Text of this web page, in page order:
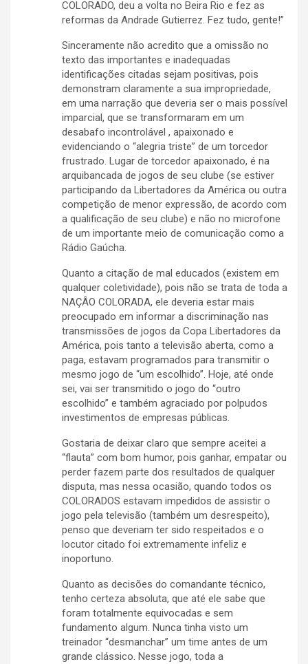
COLORADO, deu a volta no Beira Rio e fez as
reformas da Andrade Gutierrez. Fez tudo, gente!”
Sinceramente não acredito que a omissão no
texto das importantes e inadequadas
identificações citadas sejam positivas, pois
demonstram claramente a sua impropriedade,
em uma narração que deveria ser o mais possível
imparcial, que se transformaram em um
desabafo incontrolável , apaixonado e
evidenciando o “alegria triste” de um torcedor
frustrado. Lugar de torcedor apaixonado, é na
arquibancada de jogos de seu clube (se estiver
participando da Libertadores da América ou outra
competição de menor expressão, de acordo com
a qualificação de seu clube) e não no microfone
de um importante meio de comunicação como a
Rádio Gaúcha.
Quanto a citação de mal educados (existem em
qualquer coletividade), pois não se trata de toda a
NAÇÂO COLORADA, ele deveria estar mais
preocupado em informar a discriminação nas
transmissões de jogos da Copa Libertadores da
América, pois tanto a televisão aberta, como a
paga, estavam programados para transmitir o
mesmo jogo de “um escolhido”. Hoje, até onde
sei, vai ser transmitido o jogo do “outro
escolhido” e também agraciado por polpudos
investimentos de empresas públicas.
Gostaria de deixar claro que sempre aceitei a
“flauta” com bom humor, pois ganhar, empatar ou
perder fazem parte dos resultados de qualquer
disputa, mas nessa ocasião, quando todos os
COLORADOS estavam impedidos de assistir o
jogo pela televisão (também um desrespeito),
penso que deveriam ter sido respeitados e o
locutor citado foi extremamente infeliz e
inoportuno.
Quanto as decisões do comandante técnico,
tenho certeza absoluta, que até ele sabe que
foram totalmente equivocadas e sem
fundamento algum. Nunca tinha visto um
treinador “desmanchar” um time antes de um
grande clássico. Nesse jogo, toda a